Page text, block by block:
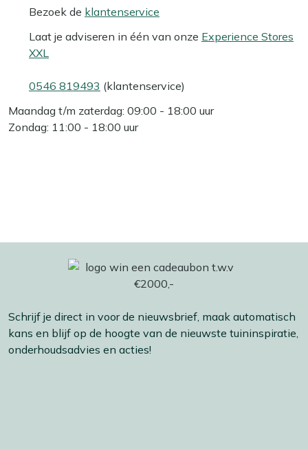
Bezoek de klantenservice
Laat je adviseren in één van onze Experience Stores
XXL
0546 819493 (klantenservice)
Maandag t/m zaterdag: 09:00 - 18:00 uur
Zondag: 11:00 - 18:00 uur
Schrijf je direct in voor de nieuwsbrief, maak automatisch
kans en blijf op de hoogte van de nieuwste tuininspiratie,
onderhoudsadvies en acties!